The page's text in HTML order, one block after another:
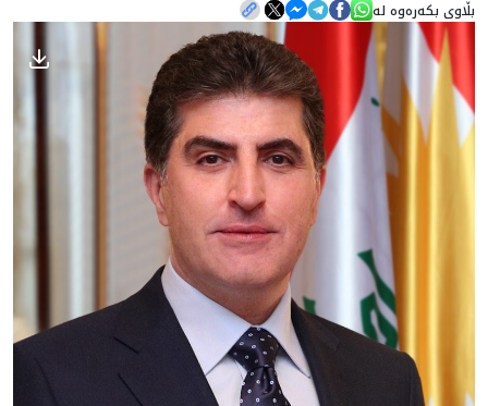
هه‌واڵ
گەلەری
بڵاوی بکەرەوە لە